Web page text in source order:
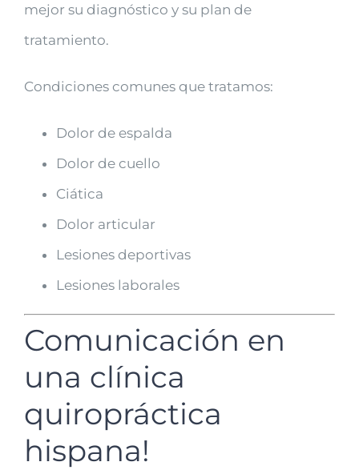
mejor su diagnóstico y su plan de
tratamiento.
Condiciones comunes que tratamos:
Dolor de espalda
Dolor de cuello
Ciática
Dolor articular
Lesiones deportivas
Lesiones laborales
Comunicación en
una clínica
quiropráctica
hispana!